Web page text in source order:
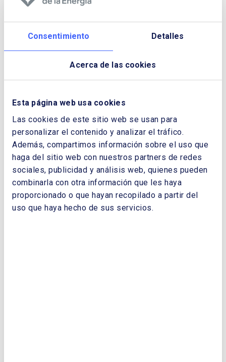
Consentimiento Detalles
Acerca de las cookies
Esta página web usa cookies
Las cookies de este sitio web se usan para
personalizar el contenido y analizar el tráfico.
Además, compartimos información sobre el uso que
haga del sitio web con nuestros partners de redes
sociales, publicidad y análisis web, quienes pueden
combinarla con otra información que les haya
proporcionado o que hayan recopilado a partir del
uso que haya hecho de sus servicios.
renovables Ramón Fiestas Hummler. Secretario
Leirado. Presidente y Consejero Delegado de
Abengoa Bioenergía.
Análisis energético y económico del vehículo
Iberdrola.
Rumanía Mihai Mares. Socio Director. Garrigues,
Seguridad de abastecimiento y los gaseoductos Pablo
Benavides Salas. Embajador de España. Antiguo
Director General de Energía de la Comisión Europea.